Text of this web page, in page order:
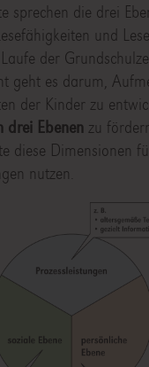
sprechen die drei
und
der
geht es darum,
der Kinder zu
drei Ebenen zu
diese Dimensionen
nutzen.